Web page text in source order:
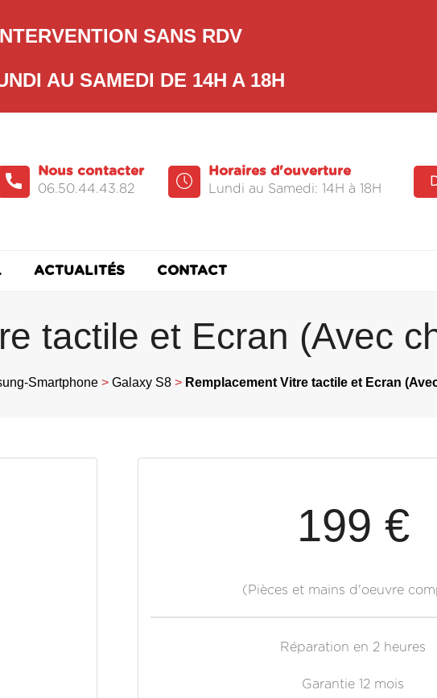
SANS RDV
AU SAMEDI DE 14H A 18H
Horaires d'ouverture
Lundi au Samedi: 14H à 18H
Nous contacter
06.50.44.43.82
ACTUALITÉS CONTACT
tactile et Ecran (Avec
Smartphone > Galaxy S8 > Remplacement Vitre tactile et Ecran
199 €
(Pièces et mains d'oeuvre
Réparation en 2 heures
Garantie 12 mois